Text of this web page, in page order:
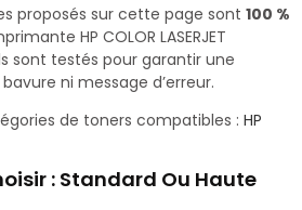
proposés sur cette page sont 100 %
HP COLOR LASERJET
Ils sont testés pour garantir une
ni message d’erreur.
de toners compatibles : HP
: Standard Ou Haute